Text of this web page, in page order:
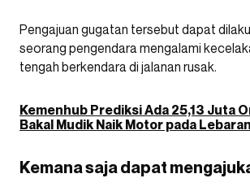
Pengajuan gugatan tersebut dapat
seorang pengendara mengalami
tengah berkendara di jalanan rusak.
Kemenhub Prediksi Ada 25,13 Juta
Bakal Mudik Naik Motor pada
Kemana saja dapat